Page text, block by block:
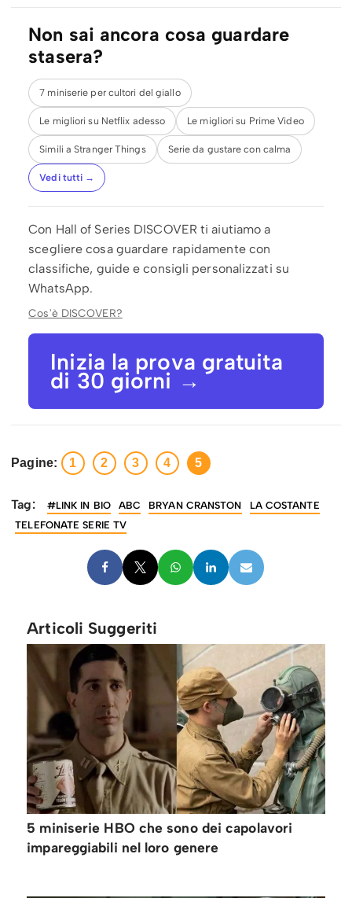
Non sai ancora cosa guardare
stasera?
7 miniserie per cultori del giallo
Le migliori su Netflix adesso Le migliori su Prime Video
Simili a Stranger Things Serie da gustare con calma
Vedi tutti →
Con Hall of Series DISCOVER ti aiutiamo a
scegliere cosa guardare rapidamente con
classifiche, guide e consigli personalizzati su
WhatsApp.
Cos'è DISCOVER?
Inizia la prova gratuita
di 30 giorni →
Pagine: 1 2 3 4 5
Tag: #LINK IN BIO ABC BRYAN CRANSTON
LA COSTANTE
TELEFONATE SERIE TV
Articoli Suggeriti
5 miniserie HBO che sono dei capolavori
impareggiabili nel loro genere